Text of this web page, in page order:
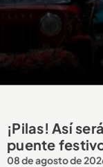
¡Pilas! Así
puente
08 de agosto de